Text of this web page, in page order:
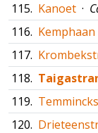
115. Kanoet ·
116. Kemphaan
117.
118.
119.
120.